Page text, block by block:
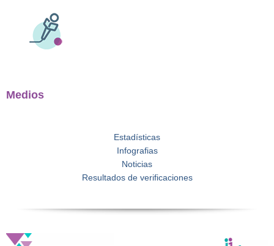
Medios
Estadísticas
Infografias
Noticias
Resultados de verificaciones